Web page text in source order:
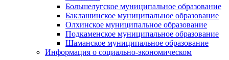
Большелугское муниципальное образование
Баклашинское муниципальное образование
Олхинское муниципальное образование
Подкаменское муниципальное образование
Шаманское муниципальное образование
Информация о социально-экономическом